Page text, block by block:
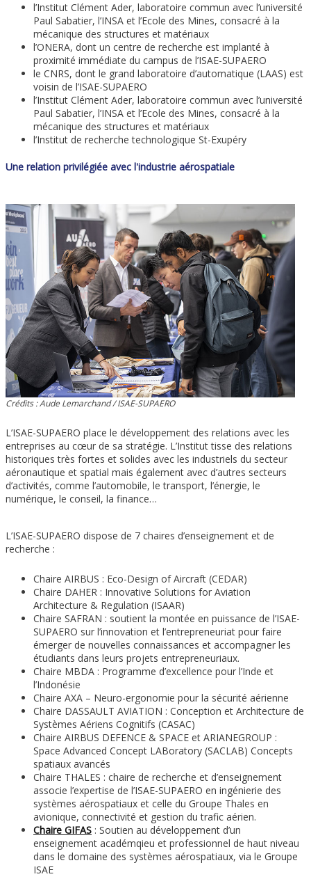
l’Institut Clément Ader, laboratoire commun avec l’université
Paul Sabatier, l’INSA et l’Ecole des Mines, consacré à la
mécanique des structures et matériaux
l’ONERA, dont un centre de recherche est implanté à
proximité immédiate du campus de l’ISAE-SUPAERO
le CNRS, dont le grand laboratoire d’automatique (LAAS) est
voisin de l’ISAE-SUPAERO
l’Institut Clément Ader, laboratoire commun avec l’université
Paul Sabatier, l’INSA et l’Ecole des Mines, consacré à la
mécanique des structures et matériaux
l’Institut de recherche technologique St-Exupéry
Une relation privilégiée avec l'industrie aérospatiale
Crédits : Aude Lemarchand / ISAE-SUPAERO
L’ISAE-SUPAERO place le développement des relations avec les
entreprises au cœur de sa stratégie. L’Institut tisse des relations
historiques très fortes et solides avec les industriels du secteur
aéronautique et spatial mais également avec d’autres secteurs
d’activités, comme l’automobile, le transport, l’énergie, le
numérique, le conseil, la finance…
L’ISAE-SUPAERO dispose de 7 chaires d’enseignement et de
recherche :
Chaire AIRBUS : Eco-Design of Aircraft (CEDAR)
Chaire DAHER : Innovative Solutions for Aviation
Architecture & Regulation (ISAAR)
Chaire SAFRAN : soutient la montée en puissance de l’ISAE-
SUPAERO sur l’innovation et l’entrepreneuriat pour faire
émerger de nouvelles connaissances et accompagner les
étudiants dans leurs projets entrepreneuriaux.
Chaire MBDA : Programme d’excellence pour l’Inde et
l’Indonésie
Chaire AXA – Neuro-ergonomie pour la sécurité aérienne
Chaire DASSAULT AVIATION : Conception et Architecture de
Systèmes Aériens Cognitifs (CASAC)
Chaire AIRBUS DEFENCE & SPACE et ARIANEGROUP :
Space Advanced Concept LABoratory (SACLAB) Concepts
spatiaux avancés
Chaire THALES : chaire de recherche et d’enseignement
associe l’expertise de l’ISAE-SUPAERO en ingénierie des
systèmes aérospatiaux et celle du Groupe Thales en
avionique, connectivité et gestion du trafic aérien.
Chaire GIFAS : Soutien au développement d’un
enseignement académqieu et professionnel de haut niveau
dans le domaine des systèmes aérospatiaux, via le Groupe
ISAE